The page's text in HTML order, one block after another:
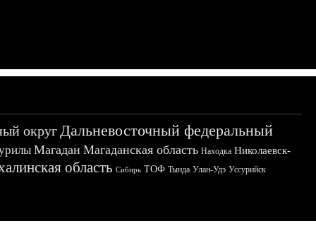
округДальневосточный федеральный
Магадан Магаданская область Находка Николаевск-
область Сибирь ТОФ Тында Улан-Удэ Уссурийск